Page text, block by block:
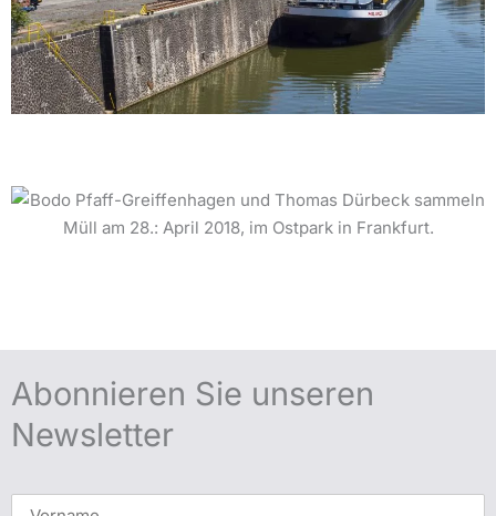
Abonnieren Sie unseren
Newsletter